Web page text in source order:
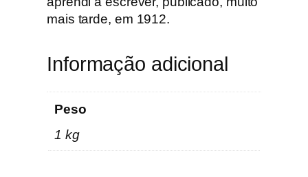
mais tarde, em 1912.
Informação adicional
Peso
1 kg